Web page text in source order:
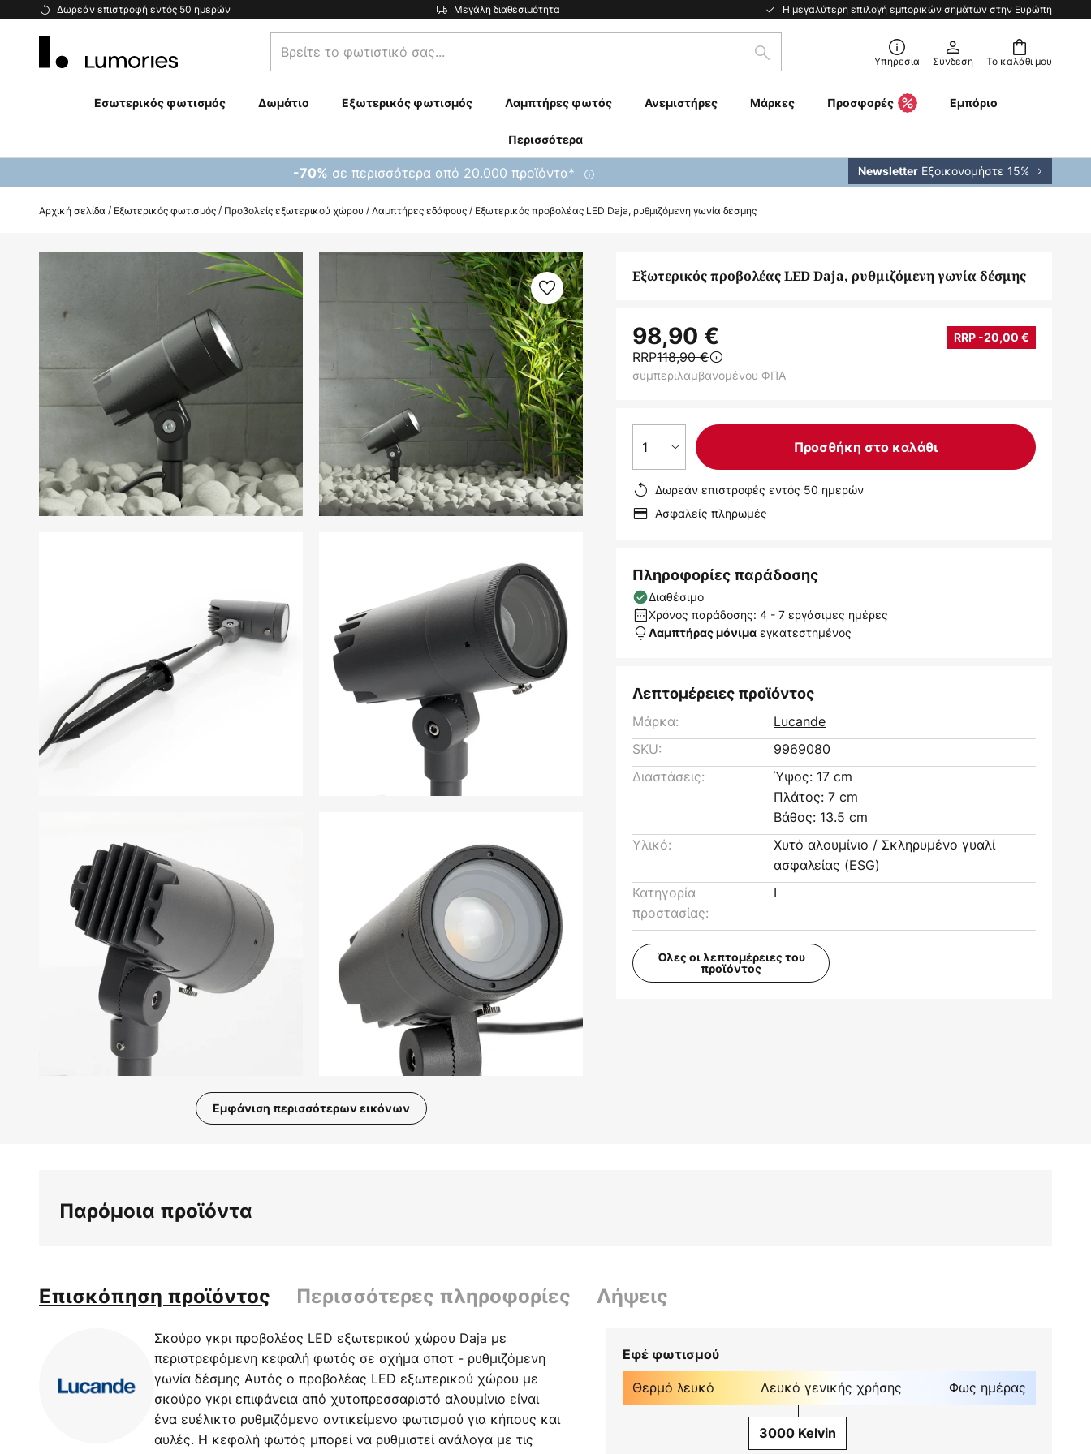
Δωρεάν επιστροφή εντός 50 ημερών Μεγάλη διαθεσιμότητα Η μεγαλύτερη επιλογή εμπορικών σημάτων στην Ευρώπη
Μετάβαση
Το καλάθι μου
Βρείτε
το
σας...
Αναζήτηση Υπηρεσία Σύνδεση
Εσωτερικός φωτισμός Δωμάτιο Εξωτερικός φωτισμός Λαμπτήρες φωτός Ανεμιστήρες Μάρκες Προσφορές Εμπόριο
Περισσότερα
-70% σε περισσότερα από 20.000 προϊόντα* Newsletter Εξοικονομήστε 15%
Αρχική σελίδα Εξωτερικός φωτισμός Προβολείς εξωτερικού χώρου Λαμπτήρες εδάφους Εξωτερικός προβολέας LED Daja, ρυθμιζόμενη γωνία δέσμης
συλλογής
εικόνων
Εμφάνιση περισσότερων εικόνων
συλλογής
Εξωτερικός προβολέας LED Daja, ρυθμιζόμενη γωνία δέσμης
98,90 € RRP -20,00 €
RRP118,90 €
συμπεριλαμβανομένου ΦΠΑ
1 Προσθήκη στο καλάθι
Δωρεάν επιστροφές εντός 50 ημερών
Ασφαλείς πληρωμές
Πληροφορίες παράδοσης
Διαθέσιμο
Χρόνος παράδοσης: 4 - 7 εργάσιμες ημέρες
Λαμπτήρας μόνιμα εγκατεστημένος
Λεπτομέρειες προϊόντος
Μάρκα:
Lucande
SKU:
9969080
Διαστάσεις:
Ύψος: 17 cm
Πλάτος: 7 cm
Βάθος: 13.5 cm
Υλικό:
Χυτό αλουμίνιο / Σκληρυμένο γυαλί
ασφαλείας (ESG)
Κατηγορία
προστασίας:
I
Όλες οι λεπτομέρειες του
προϊόντος
Παρόμοια προϊόντα
Επισκόπηση προϊόντος Περισσότερες πληροφορίες Λήψεις
Σκούρο γκρι προβολέας LED εξωτερικού χώρου Daja με
περιστρεφόμενη κεφαλή φωτός σε σχήμα σποτ - ρυθμιζόμενη
γωνία δέσμης Αυτός ο προβολέας LED εξωτερικού χώρου με
σκούρο γκρι επιφάνεια από χυτοπρεσσαριστό αλουμίνιο είναι
ένα ευέλικτα ρυθμιζόμενο αντικείμενο φωτισμού για κήπους και
αυλές. Η κεφαλή φωτός μπορεί να ρυθμιστεί ανάλογα με τις
Εφέ φωτισμού
Θερμό λευκό Λευκό γενικής χρήσης Φως ημέρας
3000 Kelvin